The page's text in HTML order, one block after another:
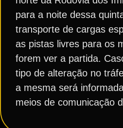
para a noite dessa
transporte de cargas
as pistas livres para os
forem ver a partida.
tipo de alteração no
a mesma será
meios de comunicação